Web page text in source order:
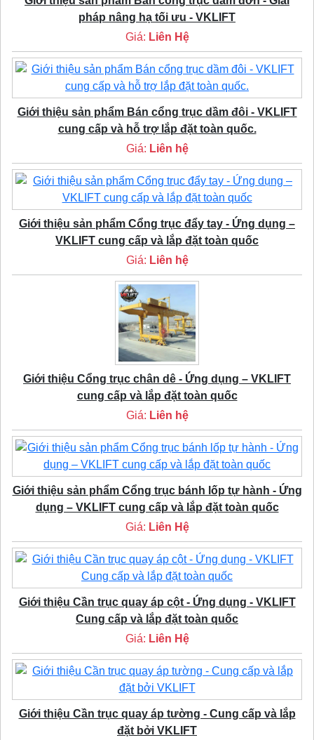
pháp nâng hạ tối ưu - VKLIFT
Giá: Liên Hệ
Giới thiệu sản phẩm Bán cổng trục dầm đôi - VKLIFT
cung cấp và hỗ trợ lắp đặt toàn quốc.
Giá: Liên hệ
Giới thiệu sản phẩm Cổng trục đẩy tay - Ứng dụng –
VKLIFT cung cấp và lắp đặt toàn quốc
Giá: Liên hệ
Giới thiệu Cổng trục chân dê - Ứng dụng – VKLIFT
cung cấp và lắp đặt toàn quốc
Giá: Liên hệ
Giới thiệu sản phẩm Cổng trục bánh lốp tự hành - Ứng
dụng – VKLIFT cung cấp và lắp đặt toàn quốc
Giá: Liên Hệ
Giới thiệu Cần trục quay áp cột - Ứng dụng - VKLIFT
Cung cấp và lắp đặt toàn quốc
Giá: Liên Hệ
Giới thiệu Cần trục quay áp tường - Cung cấp và lắp
đặt bởi VKLIFT